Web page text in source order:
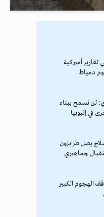
أميركية
دمياط
لن نسمح ببناء
في إثيوبيا
يصل طرابزون
جماهيري
الهجوم الكبير